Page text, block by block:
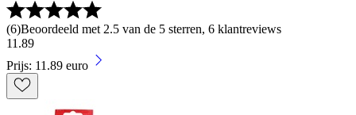
(6)Beoordeeld met 2.5 van de 5 sterren, 6 klantreviews
11 .89
Prijs: 11.89 euro